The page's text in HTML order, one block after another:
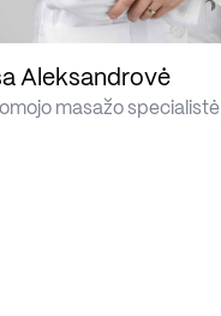
Aleksandrovė
masažo specialistė